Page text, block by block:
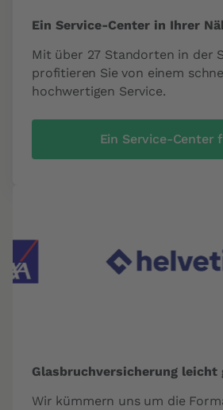
Ein Service-Center in Ihrer
Mit über 27 Standorten in der
profitieren Sie von einem
hochwertigen Service.
Ein Service-Center
Glasbruchversicherung leicht
Wir kümmern uns um die